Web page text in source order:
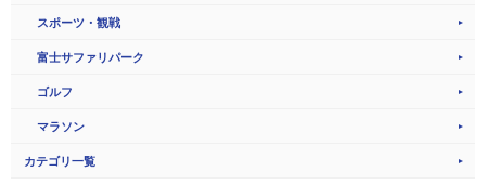
スポーツ・観戦
富士サファリパーク
ゴルフ
マラソン
カテゴリ一覧